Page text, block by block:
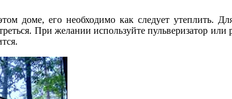
доме, его необходимо как следует утеплить.
При желании используйте пульверизатор